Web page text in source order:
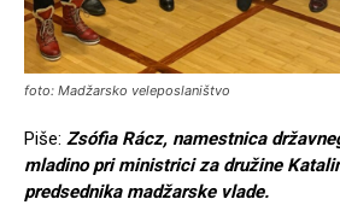
foto: Madžarsko veleposlaništvo
Piše: Zsófia Rácz, namestnica
mladino pri ministrici za družine
predsednika madžarske vlade.